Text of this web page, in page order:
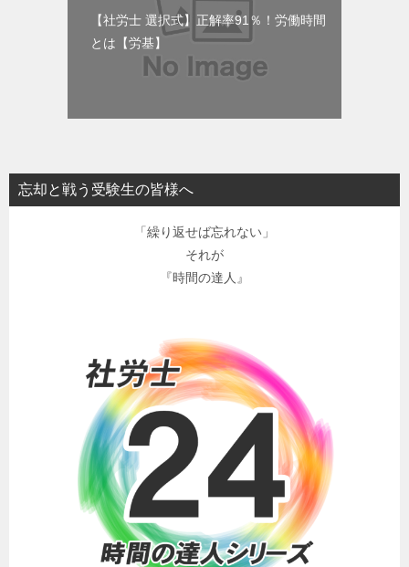
【社労士 選択式】正解率91％！労働時間
とは【労基】
忘却と戦う受験生の皆様へ
「繰り返せば忘れない」
それが
『時間の達人』